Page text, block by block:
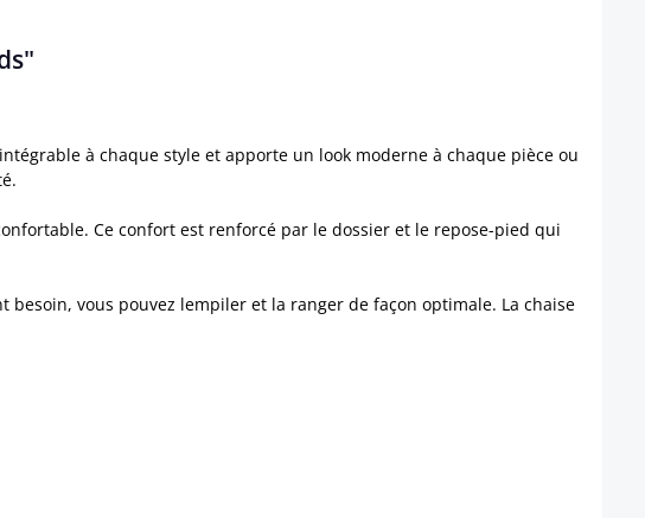
à chaque style et apporte un look moderne à chaque pièce ou
Ce confort est renforcé par le dossier et le repose-pied qui
vous pouvez lempiler et la ranger de façon optimale. La chaise